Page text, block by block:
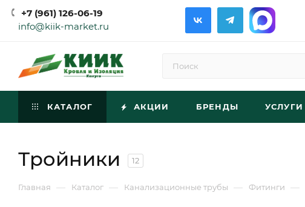
+7 (961) 126-06-19
info@kiik-market.ru
КАТАЛОГ АКЦИИ БРЕНДЫ УСЛУГИ
Тройники 12
Главная — Каталог — Канализационные трубы — Фитинги —